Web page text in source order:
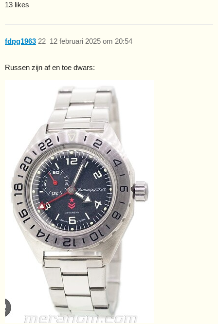
13 likes
fdpg1963 12 februari 2025 om 20:54
22
Russen zijn af en toe dwars: